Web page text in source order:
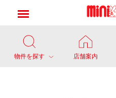
物件を探す 店舗案内